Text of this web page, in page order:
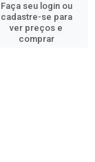
Faça seu login ou
cadastre-se para
ver preços e
comprar